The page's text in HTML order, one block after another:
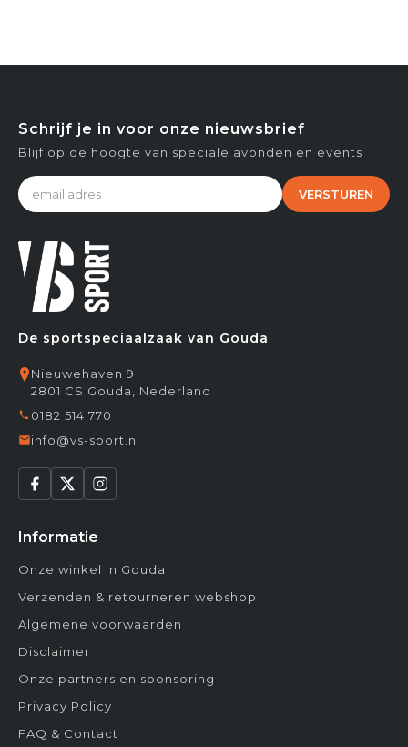
De sportspeciaalzaak van Gouda
Nieuwehaven 9
2801 CS Gouda, Nederland
0182 514 770
info@vs-sport.nl
Informatie
Onze winkel in Gouda
Verzenden & retourneren webshop
Algemene voorwaarden
Disclaimer
Onze partners en sponsoring
Privacy Policy
FAQ & Contact
Schrijf je in voor onze nieuwsbrief
Blijf op de hoogte van speciale avonden en events
VERSTUREN